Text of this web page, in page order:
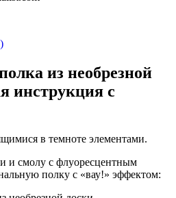
из необрезной
инструкция с
в темноте элементами.
и смолу с флуоресцентным
полку с «вау!» эффектом: